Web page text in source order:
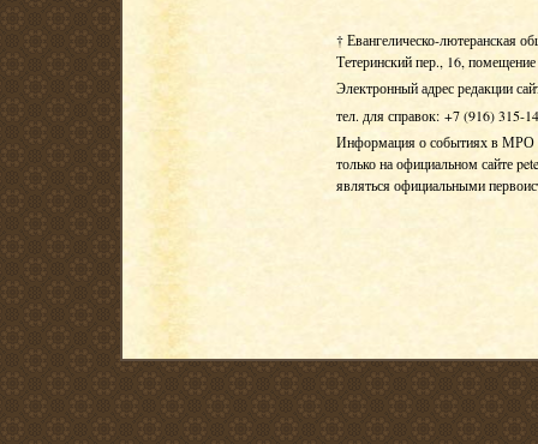
† Евангелическо-лютеранская
Тетеринский пер., 16,
Электронный адрес редакции
тел. для справок: +7 (916) 315-
Информация о событиях в МРО
только на официальном сайте
являться официальными